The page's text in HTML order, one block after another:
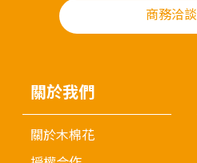
商務洽談
關於我們
關於木棉花